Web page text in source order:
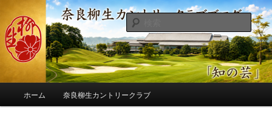
ン
コ
ン
へ
コ
ン
ツ
移
奈良柳生カントリークラブ総支配人
ブログ
季節の話題、クラブの出来事、コースの改修・更新作業、ゴルフに関する随
筆、喜怒哀楽などを気まぐれに発信します。
検
索
ホーム 奈良柳生カントリークラブ